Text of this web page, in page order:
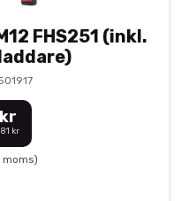
FHS251 (inkl.
kr
moms)